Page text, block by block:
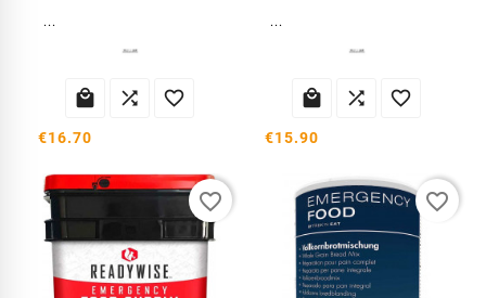
...
  
€16.70
...
  
€15.90
favorite_border favorite_border